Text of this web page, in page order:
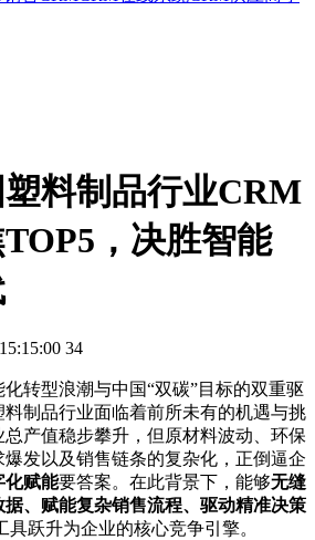
塑料制品行业CRM
，决胜智能
34
转型浪潮与中国“双碳”目标的双重驱
料制品行业面临着前所未有的机遇与挑
产值稳步攀升，但原材料波动、环保
发以及销售链条的复杂化，正倒逼企
化赋能要答案。在此背景下，能够无缝
、赋能复杂销售流程、驱动精准决策
跃升为企业的核心竞争引擎。